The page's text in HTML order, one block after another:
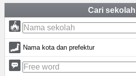
Cari sekolah
Nama kota dan prefektur